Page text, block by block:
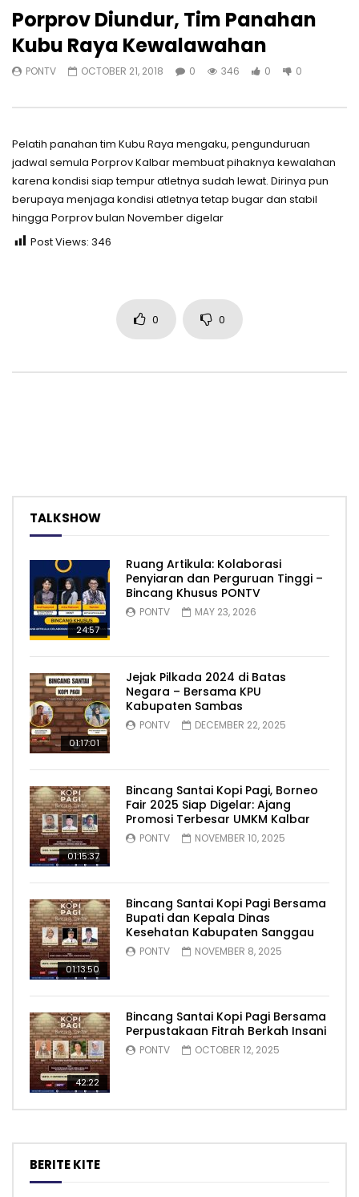
Porprov Diundur, Tim Panahan
Kubu Raya Kewalawahan
PONTV OCTOBER 21, 2018 0 346 0 0
Pelatih panahan tim Kubu Raya mengaku, pengunduruan
jadwal semula Porprov Kalbar membuat pihaknya kewalahan
karena kondisi siap tempur atletnya sudah lewat. Dirinya pun
berupaya menjaga kondisi atletnya tetap bugar dan stabil
hingga Porprov bulan November digelar
Post Views: 346
0 0
TALKSHOW
24:57
Ruang Artikula: Kolaborasi
Penyiaran dan Perguruan Tinggi –
Bincang Khusus PONTV
PONTV MAY 23, 2026
01:17:01
Jejak Pilkada 2024 di Batas
Negara – Bersama KPU
Kabupaten Sambas
PONTV DECEMBER 22, 2025
01:15:37
Bincang Santai Kopi Pagi, Borneo
Fair 2025 Siap Digelar: Ajang
Promosi Terbesar UMKM Kalbar
PONTV NOVEMBER 10, 2025
01:13:50
Bincang Santai Kopi Pagi Bersama
Bupati dan Kepala Dinas
Kesehatan Kabupaten Sanggau
PONTV NOVEMBER 8, 2025
42:22
Bincang Santai Kopi Pagi Bersama
Perpustakaan Fitrah Berkah Insani
PONTV OCTOBER 12, 2025
BERITE KITE